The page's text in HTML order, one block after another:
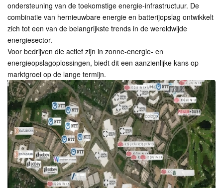
ondersteuning van de toekomstige energie-infrastructuur. De
combinatie van hernieuwbare energie en batterijopslag ontwikkelt
zich tot een van de belangrijkste trends in de wereldwijde
energiesector.
Voor bedrijven die actief zijn in zonne-energie- en
energieopslagoplossingen, biedt dit een aanzienlijke kans op
marktgroei op de lange termijn.